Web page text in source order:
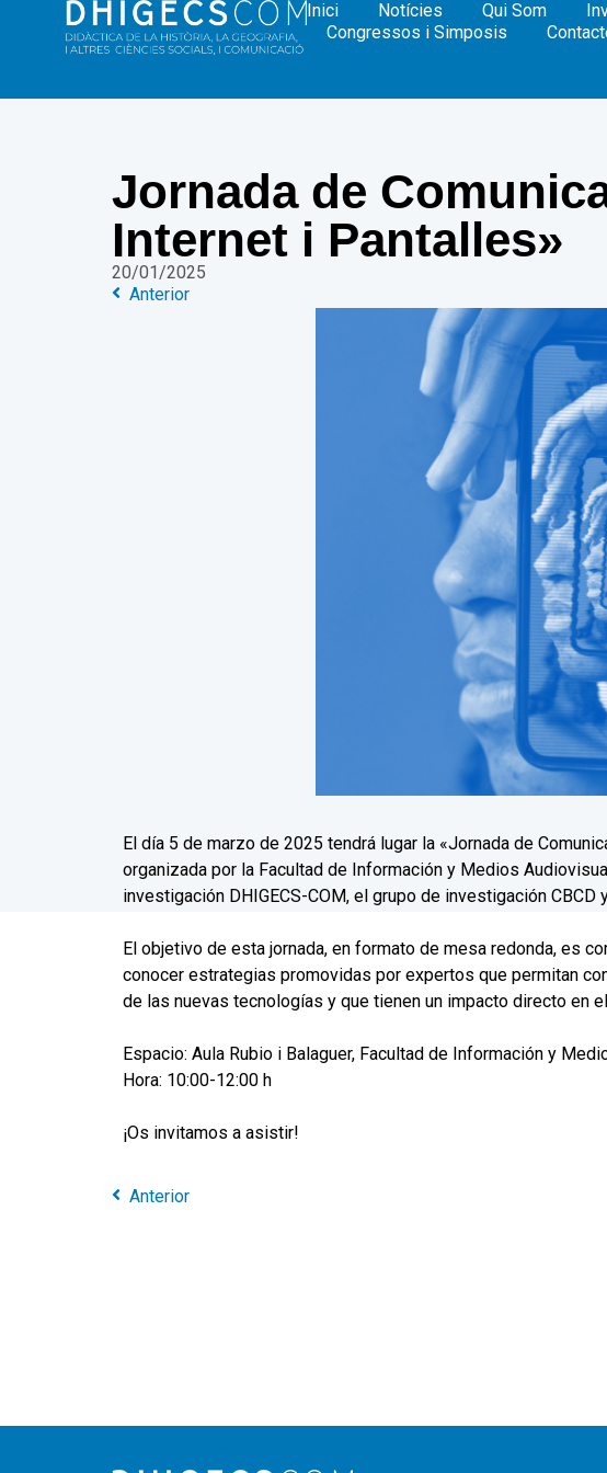
Inici Notícies Qui Som
Congressos i Simposis
Jornada de
Internet i Pantalles»
20/01/2025
Anterior
El día 5 de marzo de 2025 tendrá lugar la «Jornada de
organizada por la Facultad de Información y Medios
investigación DHIGECS-COM, el grupo de investigación CBCD
El objetivo de esta jornada, en formato de mesa redonda, es
conocer estrategias promovidas por expertos que permitan
de las nuevas tecnologías y que tienen un impacto directo en
Espacio: Aula Rubio i Balaguer, Facultad de Información y
Hora: 10:00-12:00 h
¡Os invitamos a asistir!
Anterior